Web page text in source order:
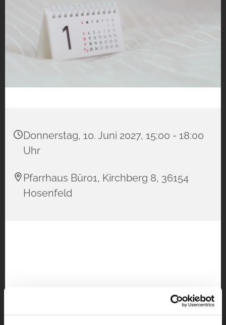
Donnerstag, 10. Juni 2027, 15:00 - 18:00
Uhr
Pfarrhaus Büro1, Kirchberg 8, 36154
Hosenfeld